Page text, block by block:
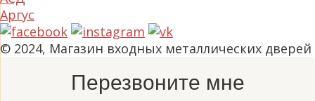
Аргус
© 2024, Магазин входных металлических дверей
Перезвоните мне